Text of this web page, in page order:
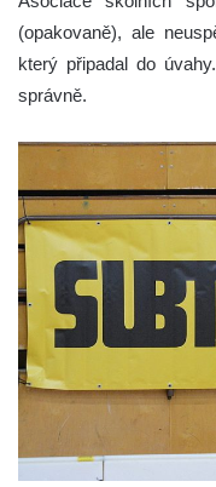
(opakovaně), ale
který připadal do
správně.